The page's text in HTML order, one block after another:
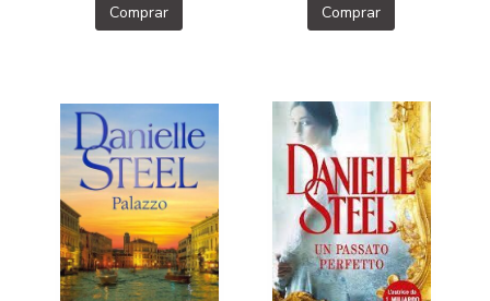
Comprar Comprar